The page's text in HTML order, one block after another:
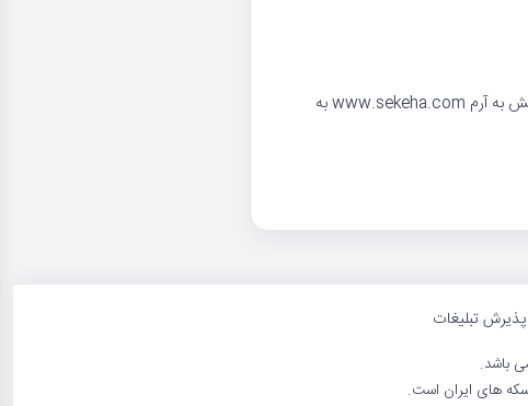
این مدال دارای کیفیت تقریبا بانکی و همانند تصویر می باشد. مدال در کاور منقش به آرم www.sekeha.com به
پذیرش تبلیغات
باشد.
های ایران است.